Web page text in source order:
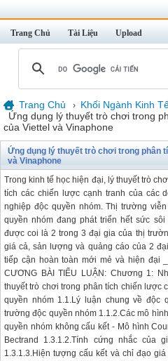
Trang Chủ Tài Liệu Upload
Trang Chủ › Khối Ngành Kinh
Ứng dụng lý thuyết trò chơi trong
của Viettel và Vinaphone
Ứng dụng lý thuyết trò chơi trong phân
và Vinaphone
Trong kinh tế học hiện đại, lý thuyết trò
tích các chiến lược cạnh tranh của các
nghiệp độc quyền nhóm. Thị trường
quyền nhóm đang phát triển hết sức
được coi là 2 trong 3 đại gia của thị
giá cả, sản lượng và quảng cáo của 2
tiếp cận hoàn toàn mới mẻ và hiện đại
CƯƠNG BÀI TIỂU LUẬN: Chương 1:
thuyết trò chơi trong phân tích chiến lược
quyền nhóm 1.1.Lý luận chung về độc
trường độc quyền nhóm 1.1.2.Các mô
quyền nhóm không cấu kết - Mô hình
Bectrand 1.3.1.2.Tính cứng nhắc
1.3.1.3.Hiện tượng cấu kết và chỉ đạo